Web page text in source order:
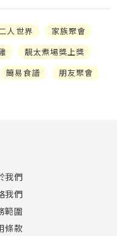
人世界
家族聚會
靚太煮場獎上獎
簡易食譜 朋友聚會
我們
我們
範圍
條款